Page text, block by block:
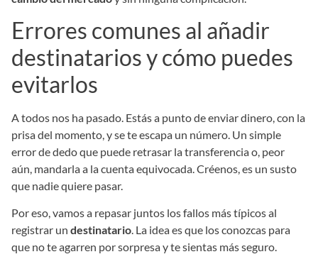
Errores comunes al añadir
destinatarios y cómo puedes
evitarlos
A todos nos ha pasado. Estás a punto de enviar dinero, con la
prisa del momento, y se te escapa un número. Un simple
error de dedo que puede retrasar la transferencia o, peor
aún, mandarla a la cuenta equivocada. Créenos, es un susto
que nadie quiere pasar.
Por eso, vamos a repasar juntos los fallos más típicos al
registrar un destinatario. La idea es que los conozcas para
que no te agarren por sorpresa y te sientas más seguro.